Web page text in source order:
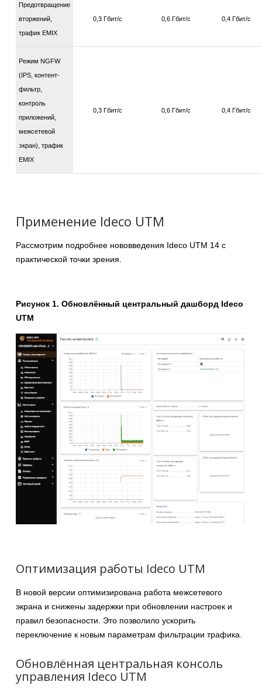
Предотвращение
вторжений,
трафик EMIX
0,3 Гбит/с 0,6 Гбит/с 0,4 Гбит/с
Режим NGFW
(IPS, контент-
фильтр,
контроль
приложений,
межсетевой
экран), трафик
EMIX
0,3 Гбит/с 0,6 Гбит/с 0,4 Гбит/с
Применение Ideco UTM
Рассмотрим подробнее нововведения Ideco UTM 14 с
практической точки зрения.
Рисунок 1. Обновлённый центральный дашборд Ideco
UTM
Оптимизация работы Ideco UTM
В новой версии оптимизирована работа межсетевого
экрана и снижены задержки при обновлении настроек и
правил безопасности. Это позволило ускорить
переключение к новым параметрам фильтрации трафика.
Обновлённая центральная консоль
управления Ideco UTM